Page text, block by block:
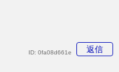
返信
ID: 0fa08d661e